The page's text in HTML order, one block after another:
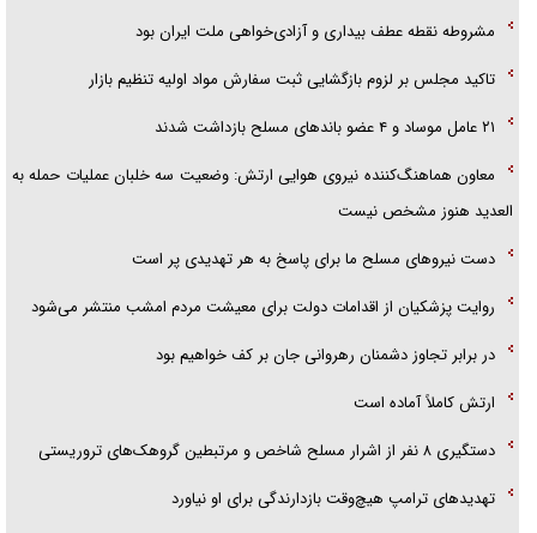
گزارش «جوان» از قوانین سخت‌گیرانه ۶ قاره در برابر یورش به پاسگاه‌های
مشروطه نقطه عطف بیداری و آزادی‌خواهی ملت ایران بود
تاکید مجلس بر لزوم بازگشایی ثبت سفارش مواد اولیه تنظیم بازار
۲۱ عامل موساد و ۴ عضو باند‌های مسلح بازداشت شدند
معاون هماهنگ‌کننده نیروی هوایی ارتش: وضعیت سه خلبان عملیات حمله به
العدید هنوز مشخص نیست
دست نیرو‌های مسلح ما برای پاسخ به هر تهدیدی پر است
روایت پزشکیان از اقدامات دولت برای معیشت مردم امشب منتشر می‌شود
در برابر تجاوز دشمنان رهروانی جان بر کف خواهیم بود
ارتش کاملاً آماده است
دستگیری ۸ نفر از اشرار مسلح شاخص و مرتبطین گروهک‌های تروریستی
تهدید‌های ترامپ هیچ‌وقت بازدارندگی برای او نیاورد